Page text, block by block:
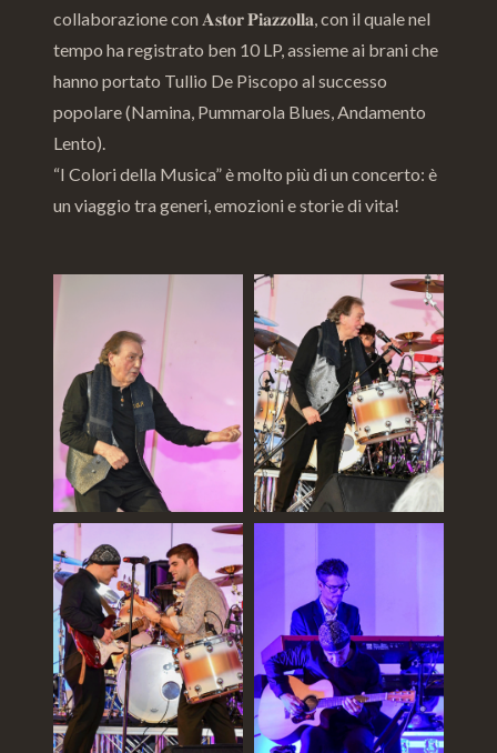
collaborazione con 𝐀𝐬𝐭𝐨𝐫 𝐏𝐢𝐚𝐳𝐳𝐨𝐥𝐥𝐚, con il quale nel
tempo ha registrato ben 10 LP, assieme ai brani che
hanno portato Tullio De Piscopo al successo
popolare (Namina, Pummarola Blues, Andamento
Lento).
“I Colori della Musica” è molto più di un concerto: è
un viaggio tra generi, emozioni e storie di vita!